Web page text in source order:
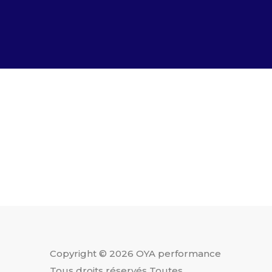
Copyright © 2026 OYA performance